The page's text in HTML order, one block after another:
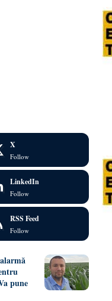
X
Follow
LinkedIn
Follow
RSS Feed
Follow
pune